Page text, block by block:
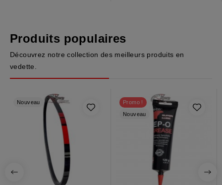
Produits populaires
Découvrez notre collection des meilleurs produits en
vedette.
Nouveau
Promo !
Nouveau